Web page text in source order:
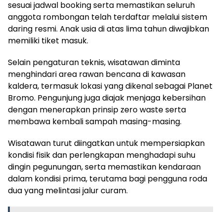
sesuai jadwal booking serta memastikan seluruh
anggota rombongan telah terdaftar melalui sistem
daring resmi. Anak usia di atas lima tahun diwajibkan
memiliki tiket masuk.
Selain pengaturan teknis, wisatawan diminta
menghindari area rawan bencana di kawasan
kaldera, termasuk lokasi yang dikenal sebagai Planet
Bromo. Pengunjung juga diajak menjaga kebersihan
dengan menerapkan prinsip zero waste serta
membawa kembali sampah masing-masing.
Wisatawan turut diingatkan untuk mempersiapkan
kondisi fisik dan perlengkapan menghadapi suhu
dingin pegunungan, serta memastikan kendaraan
dalam kondisi prima, terutama bagi pengguna roda
dua yang melintasi jalur curam.